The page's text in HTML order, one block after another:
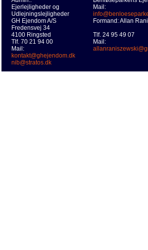
Ejerlejligheder og
Udlejningslejligheder
GH Ejendom A/S
Fredensvej 34
4100 Ringsted
Tlf. 70 21 94 00
Mail:
kontakt@ghejendom.dk
nib@stratos.dk
Mail:
Formand: Allan
Tlf. 24 95 49 07
Mail: